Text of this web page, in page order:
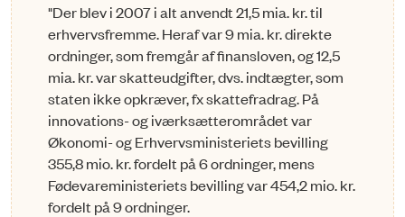
"Der blev i 2007 i alt anvendt 21,5 mia. kr. til
erhvervsfremme. Heraf var 9 mia. kr. direkte
ordninger, som fremgår af finansloven, og 12,5
mia. kr. var skatteudgifter, dvs. indtægter, som
staten ikke opkræver, fx skattefradrag. På
innovations- og iværksætterområdet var
Økonomi- og Erhvervsministeriets bevilling
355,8 mio. kr. fordelt på 6 ordninger, mens
Fødevareministeriets bevilling var 454,2 mio. kr.
fordelt på 9 ordninger.